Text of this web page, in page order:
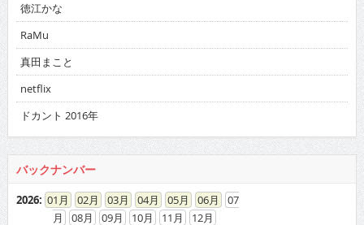
徳江かな
RaMu
真田まこと
netflix
ドカント 2016年
バックナンバー
2026: 01 02 03 04 05 06
07
08
09 10 11 12